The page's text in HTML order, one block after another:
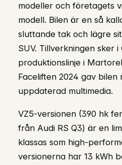
modeller och företagets
modell. Bilen är en så
sluttande tak och lägre
SUV. Tillverkningen sker
produktionslinje i
Faceliften 2024 gav
uppdaterad multimedia.
VZ5-versionen (390 hk
från Audi RS Q3) är en
klassas som high-
versionerna har 13 kWh